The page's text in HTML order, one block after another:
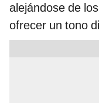
alejándose de
ofrecer un tono